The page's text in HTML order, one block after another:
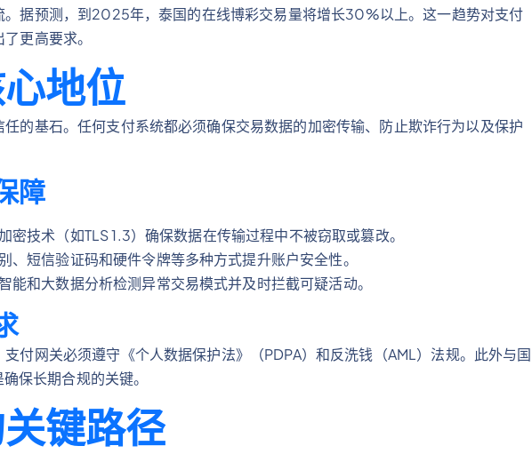
。据预测，到2025年，泰国的在线博彩交易量将增长30%以上。这一趋势对支付
更高要求。
地位
的基石。任何支付系统都必须确保交易数据的加密传输、防止欺诈行为以及保护
障
密技术（如TLS 1.3）确保数据在传输过程中不被窃取或篡改。
、短信验证码和硬件令牌等多种方式提升账户安全性。
能和大数据分析检测异常交易模式并及时拦截可疑活动。
付网关必须遵守《个人数据保护法》（PDPA）和反洗钱（AML）法规。此外与国
保长期合规的关键。
键路径